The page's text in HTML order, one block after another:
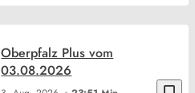
Oberpfalz Plus vom
03.08.2026